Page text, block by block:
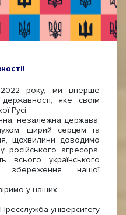
року, ми вперше
яке своїм
Русі.
незалежна держава,
щирий серцем та
щохвилини доводимо
агресора.
всього українського
нашої
у наших
Пресслужба університету